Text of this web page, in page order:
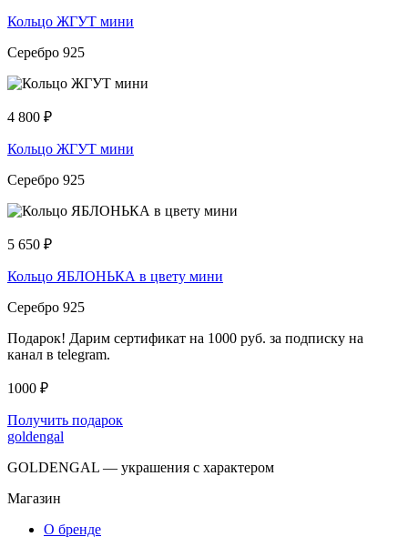
Кольцо ЖГУТ мини
Серебро 925
4 800 ₽
Кольцо ЖГУТ мини
Серебро 925
5 650 ₽
Кольцо ЯБЛОНЬКА в цвету мини
Серебро 925
Подарок! Дарим сертификат на 1000 руб. за подписку на
канал в telegram.
1000 ₽
Получить подарок
goldengal
GOLDENGAL — украшения с характером
Магазин
О бренде